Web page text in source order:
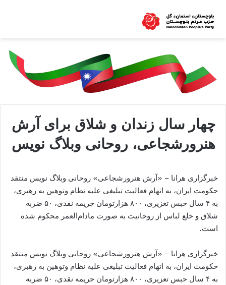
چهار سال زندان و شلاق برای آرش
هنرورشجاعی، روحانی وبلاگ نویس
خبرگزاری هرانا – «آرش هنرورشجاعی» روحانی وبلاگ نویس منتقد
حکومت ایران، به اتهام فعالیت تبلیغی علیه نظام وتوهین به رهبری،
به ۴ سال حبس تعزیری، ۸۰۰ هزارتومان جریمه نقدی، ۵۰ ضربه
شلاق و خلع لباس از روحانیت به صورت مادام‌العمر محکوم شده
است.
خبرگزاری هرانا – «آرش هنرورشجاعی» روحانی وبلاگ نویس منتقد
حکومت ایران، به اتهام فعالیت تبلیغی علیه نظام وتوهین به رهبری،
به ۴ سال حبس تعزیری، ۸۰۰ هزارتومان جریمه نقدی، ۵۰ ضربه